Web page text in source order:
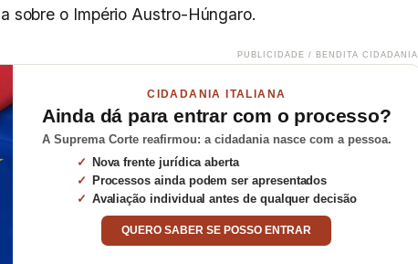
sobre o Império Austro-Húngaro.
PUBLICIDADE / BENDITA CIDADANIA
CIDADANIA ITALIANA
Ainda dá para entrar com o processo?
A Suprema Corte reafirmou: a cidadania nasce com a pessoa.
Nova frente jurídica aberta
Processos ainda podem ser apresentados
Avaliação individual antes de qualquer decisão
QUERO SABER SE POSSO ENTRAR